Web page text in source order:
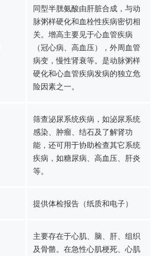
同型半胱氨酸由肝脏合成，与动
脉粥样硬化和血栓性疾病密切相
关。增高主要见于心血管疾病
（冠心病、高血压），外周血管
病变，慢性肾衰等。是动脉粥样
硬化和心血管疾病发病的独立危
险因素之一。
筛查泌尿系统疾病，如泌尿系统
感染、肿瘤、结石及了解肾功
能，还可用于协助检查其它系统
疾病，如糖尿病、高血压、肝炎
等。
提供体检报告（纸质和电子）
主要存在于心肌、脑、肝、组织
及骨骼。在急性心肌梗死、心肌